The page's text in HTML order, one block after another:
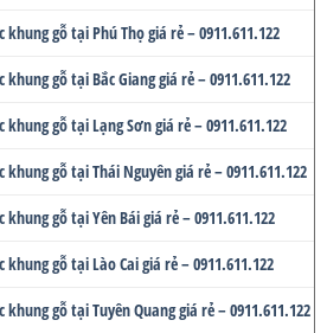
gỗ tại Phú Thọ giá rẻ – 0911.611.122
gỗ tại Bắc Giang giá rẻ – 0911.611.122
gỗ tại Lạng Sơn giá rẻ – 0911.611.122
gỗ tại Thái Nguyên giá rẻ – 0911.611.122
gỗ tại Yên Bái giá rẻ – 0911.611.122
gỗ tại Lào Cai giá rẻ – 0911.611.122
gỗ tại Tuyên Quang giá rẻ – 0911.611.122